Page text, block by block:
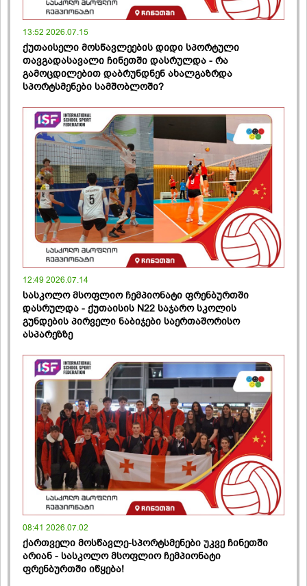
13:52 2026.07.15
ქუთაისელი მოსწავლეების დიდი სპორტული
თავგადასავალი ჩინეთში დასრულდა - რა
გამოცდილებით დაბრუნდნენ ახალგაზრდა
სპორტსმენები სამშობლოში?
12:49 2026.07.14
სასკოლო მსოფლიო ჩემპიონატი ფრენბურთში
დასრულდა - ქუთაისის N22 საჯარო სკოლის
გუნდების პირველი ნაბიჯები საერთაშორისო
ასპარეზზე
08:41 2026.07.02
ქართველი მოსწავლე-სპორტსმენები უკვე ჩინეთში
არიან - სასკოლო მსოფლიო ჩემპიონატი
ფრენბურთში იწყება!